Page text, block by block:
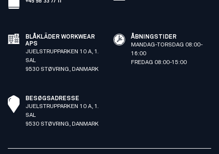
BLÅKLÄDER WORKWEAR
APS
JUELSTRUPPARKEN 10 A, 1.
SAL
9530 STØVRING, DANMARK
ÅBNINGSTIDER
MANDAG-TORSDAG 08:00-
16:00
FREDAG 08:00-15:00
BESØGSADRESSE
JUELSTRUPPARKEN 10 A, 1.
SAL
9530 STØVRING, DANMARK